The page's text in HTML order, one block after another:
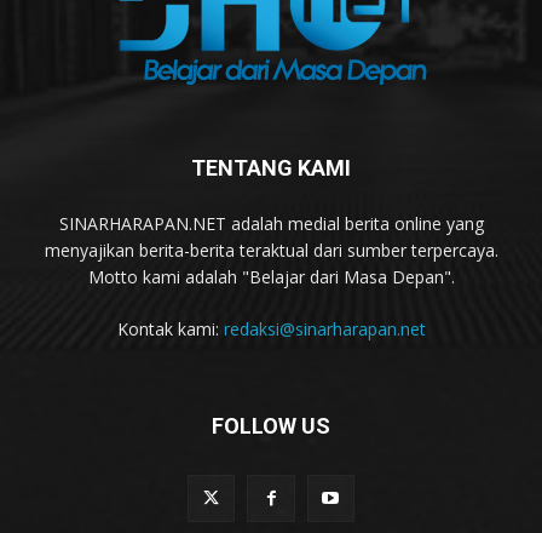
TENTANG KAMI
SINARHARAPAN.NET adalah medial berita online yang
menyajikan berita-berita teraktual dari sumber terpercaya.
Motto kami adalah "Belajar dari Masa Depan".
Kontak kami: redaksi@sinarharapan.net
FOLLOW US